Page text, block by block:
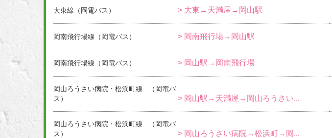
大東線（岡電バス） > 大東→天満屋→岡山駅
岡南飛行場線（岡電バス） > 岡南飛行場→岡山駅
岡南飛行場線（岡電バス） > 岡山駅→岡南飛行場
岡山ろうさい病院・松浜町線...（岡電バ
ス）
> 岡山駅→天満屋→岡山ろうさい...
岡山ろうさい病院・松浜町線...（岡電バ
ス）
> 岡山ろうさい病院→松浜町→岡...